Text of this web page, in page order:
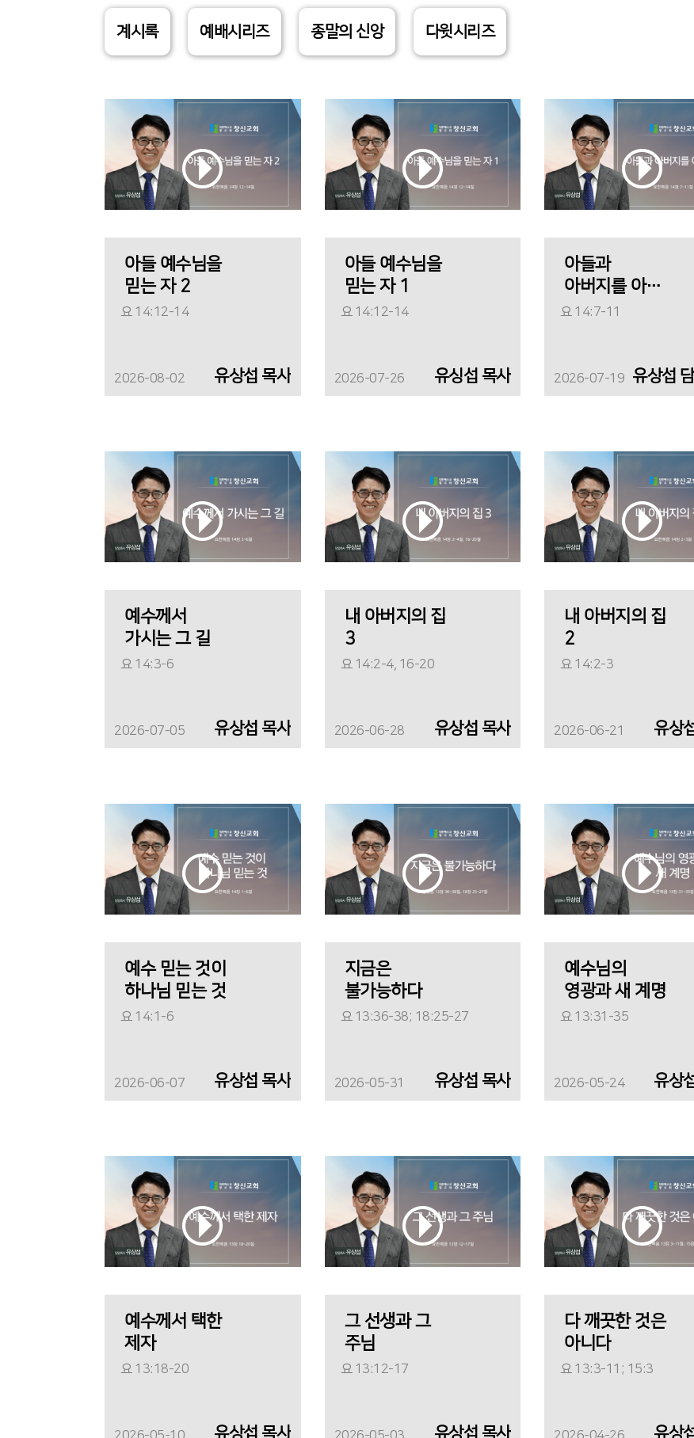
계시록 예배시리즈 종말의 신앙 다윗시리즈
아들 예수님을
믿는 자 2
요 14:12-14
2026-08-02 유상섭 목사
아들 예수님을
믿는 자 1
요 14:12-14
2026-07-26 유싱섭 목사
아들과
아버지를 아는
것
요 14:7-11
2026-07-19
예수께서
가시는 그 길
요 14:3-6
2026-07-05 유상섭 목사
내 아버지의 집
3
요 14:2-4, 16-20
2026-06-28 유상섭 목사
내 아버지의 집
2
요 14:2-3
2026-06-21 유상
예수 믿는 것이
하나님 믿는 것
요 14:1-6
2026-06-07 유상섭 목사
지금은
불가능하다
요 13:36-38; 18:25-27
2026-05-31 유상섭 목사
예수님의
영광과 새 계명
요 13:31-35
2026-05-24 유상
예수께서 택한
제자
요 13:18-20
유상섭 목사
그 선생과 그
주님
요 13:12-17
유상섭 목사
다 깨끗한 것은
아니다
요 13:3-11; 15:3
유상